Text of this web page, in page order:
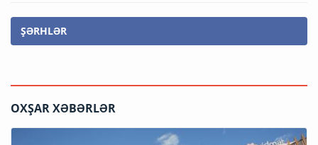
ŞƏRHLƏR
OXŞAR XƏBƏRLƏR